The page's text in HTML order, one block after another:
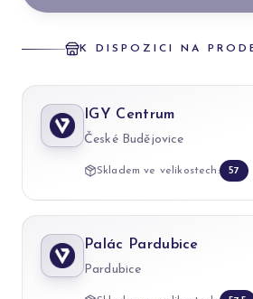
K DISPOZICI NA
IGY Centrum
České Budějovice
Skladem ve velikostech: 57
Palác Pardubice
Pardubice